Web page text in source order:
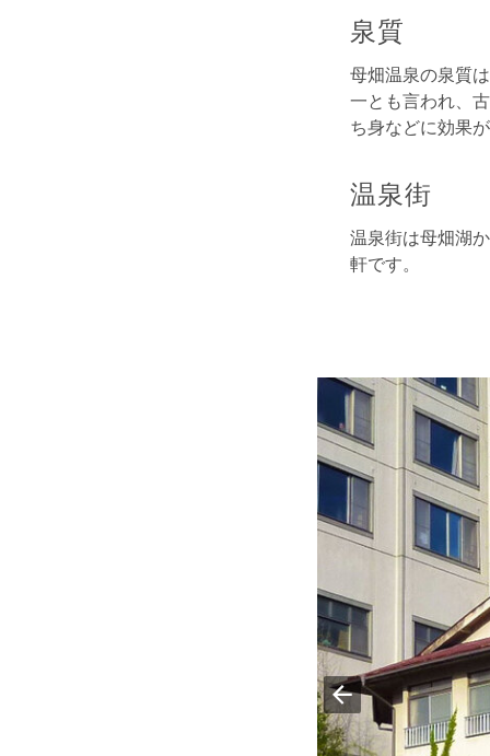
泉質
母畑温泉の泉質
一とも言われ、
ち身などに効果
温泉街
温泉街は母畑湖
軒です。